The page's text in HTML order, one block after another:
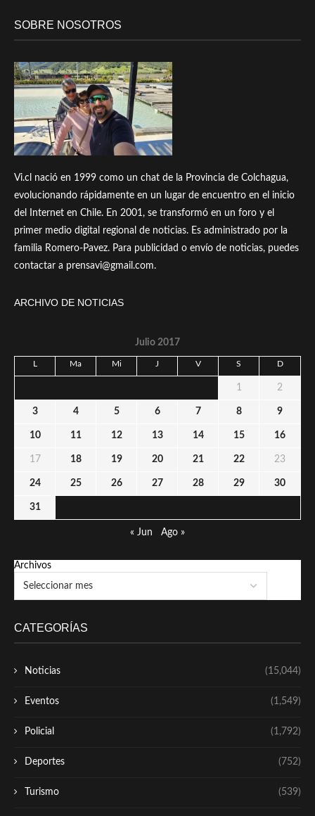
SOBRE NOSOTROS
Vi.cl nació en 1999 como un chat de la Provincia de Colchagua,
evolucionando rápidamente en un lugar de encuentro en el inicio
del Internet en Chile. En 2001, se transformó en un foro y el
primer medio digital regional de noticias. Es administrado por la
familia Romero-Pavez. Para publicidad o envío de noticias, puedes
contactar a prensavi@gmail.com.
ARCHIVO DE NOTICIAS
Julio 2017
L Ma Mi J V S D
1 2
3 4 5 6 7 8 9
10 11 12 13 14 15 16
17 18 19 20 21 22 23
24 25 26 27 28 29 30
31
« Jun Ago »
Archivos
CATEGORÍAS
Noticias (15,044)
Eventos (1,549)
Policial (1,792)
Deportes (752)
Turismo (539)